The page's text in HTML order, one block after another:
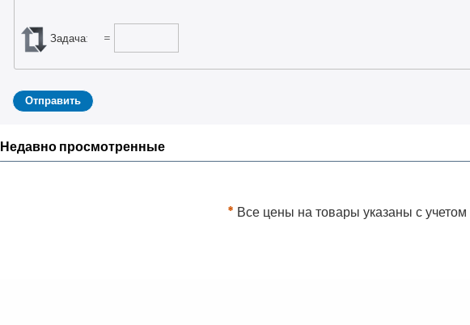
Задача: =
Недавно просмотренные
* Все цены на товары указаны с